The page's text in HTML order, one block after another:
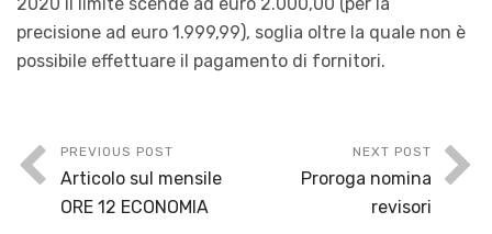
2020 il limite scende ad euro 2.000,00 (per la
precisione ad euro 1.999,99), soglia oltre la quale non è
possibile effettuare il pagamento di fornitori.
PREVIOUS POST
Articolo sul mensile
ORE 12 ECONOMIA
NEXT POST
Proroga nomina
revisori